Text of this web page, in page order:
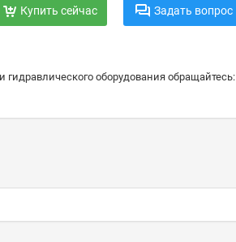
Купить сейчас Задать вопрос
гидравлического оборудования обращайтесь: